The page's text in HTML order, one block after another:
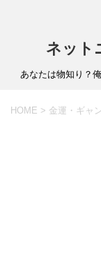
ネット
あなたは物知り？
HOME > 金運・ギャ